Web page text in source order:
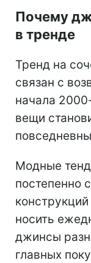
Почему
в тренде
Тренд на
связан с
начала
вещи
Модные
постепенно
носить
джинсы
главных